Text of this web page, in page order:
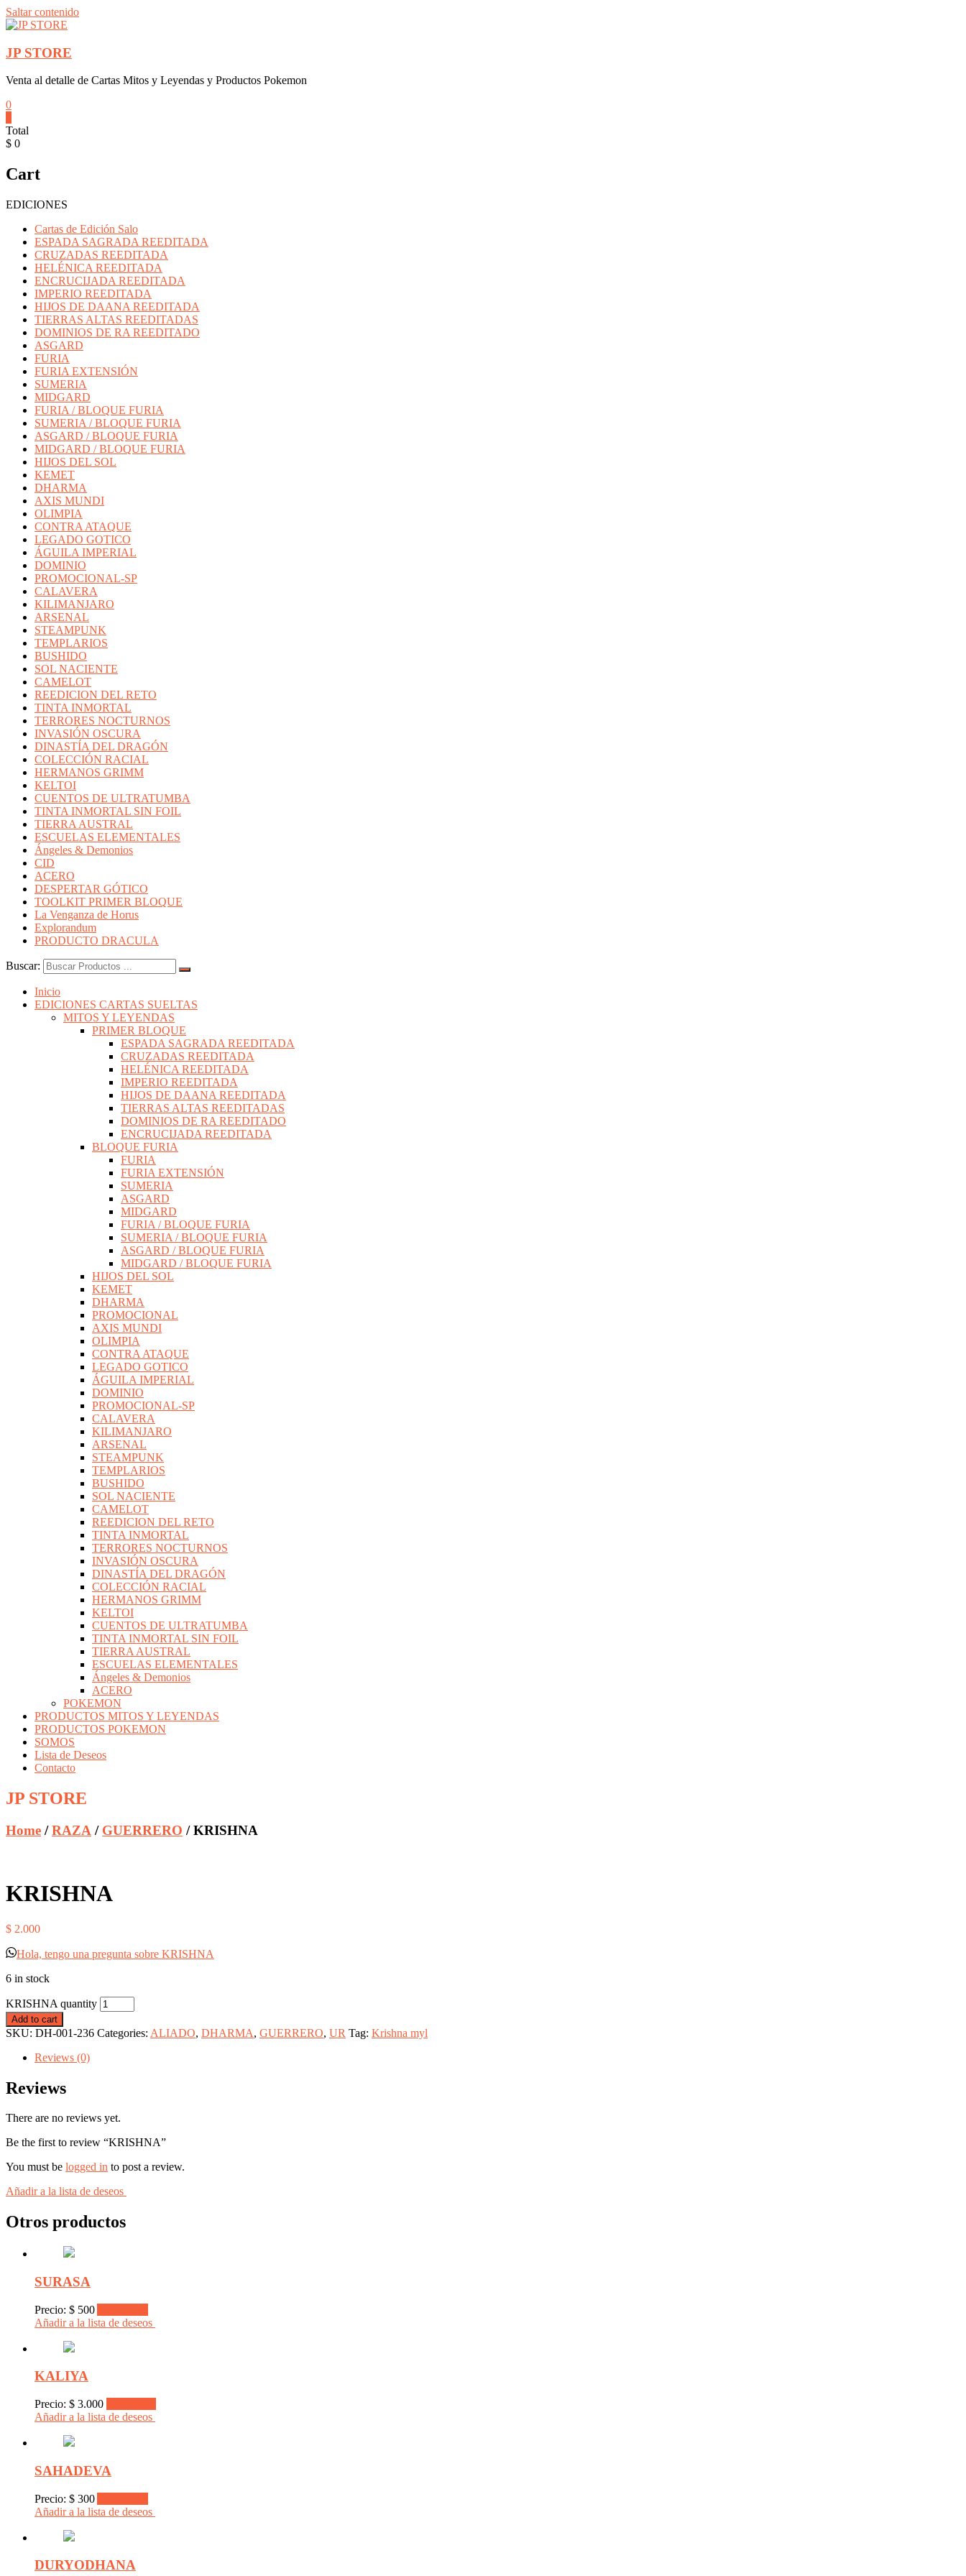
Saltar contenido
JP STORE
Venta al detalle de Cartas Mitos y Leyendas y Productos Pokemon
0
Total
$ 0
Cart
EDICIONES
Cartas de Edición Salo
ESPADA SAGRADA REEDITADA
CRUZADAS REEDITADA
HELÉNICA REEDITADA
ENCRUCIJADA REEDITADA
IMPERIO REEDITADA
HIJOS DE DAANA REEDITADA
TIERRAS ALTAS REEDITADAS
DOMINIOS DE RA REEDITADO
ASGARD
FURIA
FURIA EXTENSIÓN
SUMERIA
MIDGARD
FURIA / BLOQUE FURIA
SUMERIA / BLOQUE FURIA
ASGARD / BLOQUE FURIA
MIDGARD / BLOQUE FURIA
HIJOS DEL SOL
KEMET
DHARMA
AXIS MUNDI
OLIMPIA
CONTRA ATAQUE
LEGADO GOTICO
ÁGUILA IMPERIAL
DOMINIO
PROMOCIONAL-SP
CALAVERA
KILIMANJARO
ARSENAL
STEAMPUNK
TEMPLARIOS
BUSHIDO
SOL NACIENTE
CAMELOT
REEDICION DEL RETO
TINTA INMORTAL
TERRORES NOCTURNOS
INVASIÓN OSCURA
DINASTÍA DEL DRAGÓN
COLECCIÓN RACIAL
HERMANOS GRIMM
KELTOI
CUENTOS DE ULTRATUMBA
TINTA INMORTAL SIN FOIL
TIERRA AUSTRAL
ESCUELAS ELEMENTALES
Ángeles & Demonios
CID
ACERO
DESPERTAR GÓTICO
TOOLKIT PRIMER BLOQUE
La Venganza de Horus
Explorandum
PRODUCTO DRACULA
Buscar:
Inicio
EDICIONES CARTAS SUELTAS
MITOS Y LEYENDAS
PRIMER BLOQUE
ESPADA SAGRADA REEDITADA
CRUZADAS REEDITADA
HELÉNICA REEDITADA
IMPERIO REEDITADA
HIJOS DE DAANA REEDITADA
TIERRAS ALTAS REEDITADAS
DOMINIOS DE RA REEDITADO
ENCRUCIJADA REEDITADA
BLOQUE FURIA
FURIA
FURIA EXTENSIÓN
SUMERIA
ASGARD
MIDGARD
FURIA / BLOQUE FURIA
SUMERIA / BLOQUE FURIA
ASGARD / BLOQUE FURIA
MIDGARD / BLOQUE FURIA
HIJOS DEL SOL
KEMET
DHARMA
PROMOCIONAL
AXIS MUNDI
OLIMPIA
CONTRA ATAQUE
LEGADO GOTICO
ÁGUILA IMPERIAL
DOMINIO
PROMOCIONAL-SP
CALAVERA
KILIMANJARO
ARSENAL
STEAMPUNK
TEMPLARIOS
BUSHIDO
SOL NACIENTE
CAMELOT
REEDICION DEL RETO
TINTA INMORTAL
TERRORES NOCTURNOS
INVASIÓN OSCURA
DINASTÍA DEL DRAGÓN
COLECCIÓN RACIAL
HERMANOS GRIMM
KELTOI
CUENTOS DE ULTRATUMBA
TINTA INMORTAL SIN FOIL
TIERRA AUSTRAL
ESCUELAS ELEMENTALES
Ángeles & Demonios
ACERO
POKEMON
PRODUCTOS MITOS Y LEYENDAS
PRODUCTOS POKEMON
SOMOS
Lista de Deseos
Contacto
JP STORE
Home /RAZA / GUERRERO / KRISHNA
KRISHNA
$ 2.000
Hola, tengo una pregunta sobre KRISHNA
6 in stock
KRISHNA quantity
Add to cart
SKU: DH-001-236 Categories: ALIADO, DHARMA, GUERRERO, UR Tag: Krishna myl
Reviews (0)
Reviews
There are no reviews yet.
Be the first to review “KRISHNA”
You must be logged in to post a review.
Añadir a la lista de deseos
Otros productos
SURASA
Precio: $ 500
Añadir a la lista de deseos
KALIYA
Precio: $ 3.000
Añadir a la lista de deseos
SAHADEVA
Precio: $ 300
Añadir a la lista de deseos
DURYODHANA